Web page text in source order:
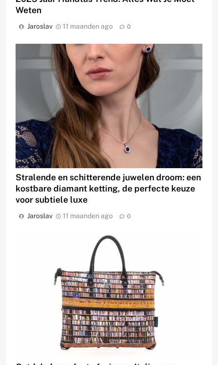
Weten
Jaroslav 11 maanden ago 0
Stralende en schitterende juwelen droom: een
kostbare diamant ketting, de perfecte keuze
voor subtiele luxe
Jaroslav 11 maanden ago 0